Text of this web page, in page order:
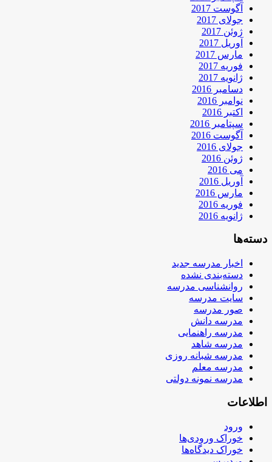
آگوست 2017
جولای 2017
ژوئن 2017
آوریل 2017
مارس 2017
فوریه 2017
ژانویه 2017
دسامبر 2016
نوامبر 2016
اکتبر 2016
سپتامبر 2016
آگوست 2016
جولای 2016
ژوئن 2016
می 2016
آوریل 2016
مارس 2016
فوریه 2016
ژانویه 2016
دسته‌ها
اخبار مدرسه جدید
دسته‌بندی نشده
روانشناسی مدرسه
سایت مدرسه
صور مدرسه
مدرسه دانش
مدرسه راهنمایی
مدرسه شاهد
مدرسه شبانه روزی
مدرسه معلم
مدرسه نمونه دولتی
اطلاعات
ورود
خوراک ورودی‌ها
خوراک دیدگاه‌ها